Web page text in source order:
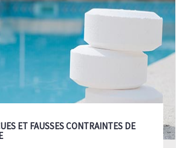
ET FAUSSES CONTRAINTES DE